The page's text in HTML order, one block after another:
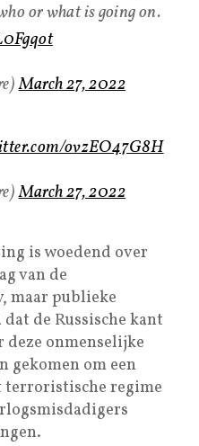
or what is going on.
March 27, 2022
ovzEO47G8H
March 27, 2022
is woedend over
van de
maar publieke
de Russische kant
onmenselijke
gekomen om een
terroristische regime